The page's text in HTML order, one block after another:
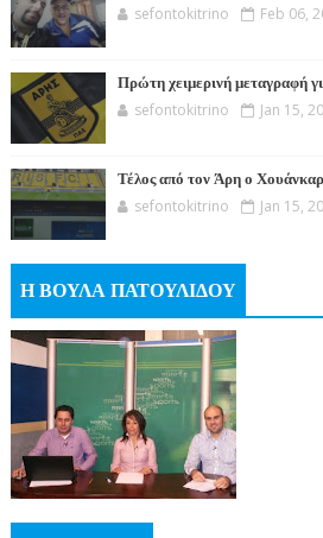
sefontokitrino Feb 06,
Πρώτη χειμερινή μεταγραφή
sefontokitrino Jan 15,
Τέλος από τον Άρη ο Χουάνκαρ
sefontokitrino Jan 15,
Η ΒΟΥΛΑ ΠΑΤΟΥΛΙΔΟΥ